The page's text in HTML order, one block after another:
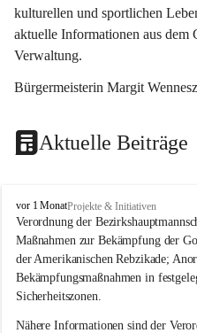
kulturellen und sportlichen
aktuelle Informationen aus dem
Verwaltung.
Bürgermeisterin Margit
Aktuelle Beiträge
O
s
l
i
p
vor 1 MonatProjekte & Initiativen
Verordnung der
Maßnahmen zur Bekämpfung der
der Amerikanischen Rebzikade;
Bekämpfungsmaßnahmen in
Sicherheitszonen.
Nähere Informationen sind der